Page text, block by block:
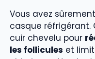
Vous avez
casque réfrigérant.
cuir chevelu pour
les follicules et